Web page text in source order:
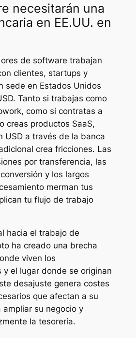
necesitarán una
en EE.UU. en
de software trabajan
clientes, startups y
sede en Estados Unidos
Tanto si trabajas como
como si contratas a
creas productos SaaS,
USD a través de la banca
crea fricciones. Las
por transferencia, las
y los largos
merman tus
tu flujo de trabajo
hacia el trabajo de
ha creado una brecha
viven los
y el lugar donde se originan
desajuste genera costes
que afectan a su
su negocio y
la tesorería.